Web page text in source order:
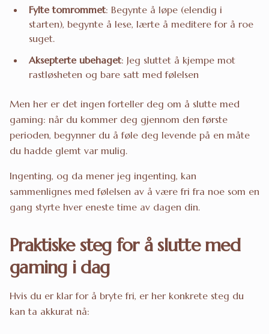
Fylte tomrommet: Begynte å løpe (elendig i
starten), begynte å lese, lærte å meditere for å roe
suget.
Aksepterte ubehaget: Jeg sluttet å kjempe mot
rastløsheten og bare satt med følelsen
Men her er det ingen forteller deg om å slutte med
gaming: når du kommer deg gjennom den første
perioden, begynner du å føle deg levende på en måte
du hadde glemt var mulig.
Ingenting, og da mener jeg ingenting, kan
sammenlignes med følelsen av å være fri fra noe som en
gang styrte hver eneste time av dagen din.
Praktiske steg for å slutte med
gaming i dag
Hvis du er klar for å bryte fri, er her konkrete steg du
kan ta akkurat nå: